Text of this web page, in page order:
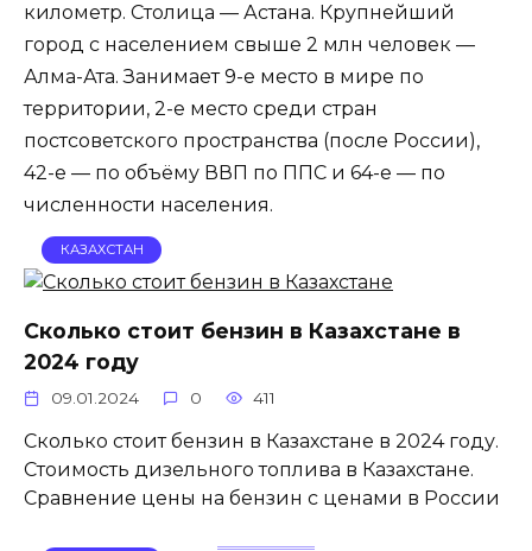
километр. Столица — Астана. Крупнейший
город с населением свыше 2 млн человек —
Алма-Ата. Занимает 9-е место в мире по
территории, 2-е место среди стран
постсоветского пространства (после России),
42-е — по объёму ВВП по ППС и 64-е — по
численности населения.
КАЗАХСТАН
Сколько стоит бензин в Казахстане в
2024 году
09.01.2024 0 411
Сколько стоит бензин в Казахстане в 2024 году.
Стоимость дизельного топлива в Казахстане.
Сравнение цены на бензин с ценами в России